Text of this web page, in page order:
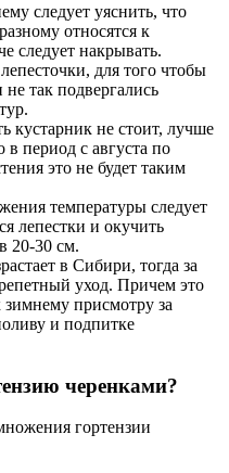
следует уяснить, что
относятся к
следует накрывать.
для того чтобы
так подвергались
кустарник не стоит, лучше
в период с августа по
это не будет таким
температуры следует
лепестки и окучить
20-30 см.
в Сибири, тогда за
уход. Причем это
зимнему присмотру за
и подпитке
черенками?
гортензии